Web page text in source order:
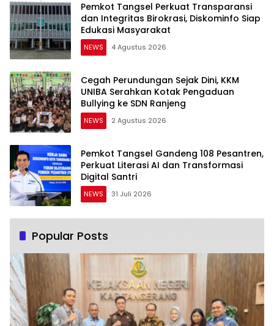
Pemkot Tangsel Perkuat Transparansi
dan Integritas Birokrasi, Diskominfo Siap
Edukasi Masyarakat
NEWS 4 Agustus 2026
Cegah Perundungan Sejak Dini, KKM
UNIBA Serahkan Kotak Pengaduan
Bullying ke SDN Ranjeng
NEWS 2 Agustus 2026
Pemkot Tangsel Gandeng 108 Pesantren,
Perkuat Literasi AI dan Transformasi
Digital Santri
NEWS 31 Juli 2026
Popular Posts